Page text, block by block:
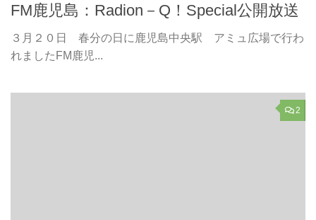
FM鹿児島：Radion－Q！Special公開放送
３月２０日 春分の日に鹿児島中央駅 アミュ広場で行わ
れましたFM鹿児...
2